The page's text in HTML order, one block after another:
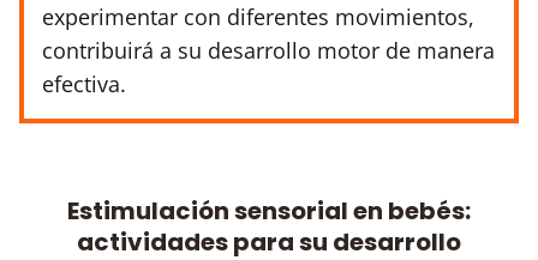
experimentar con diferentes movimientos,
contribuirá a su desarrollo motor de manera
efectiva.
Estimulación sensorial en bebés:
actividades para su desarrollo